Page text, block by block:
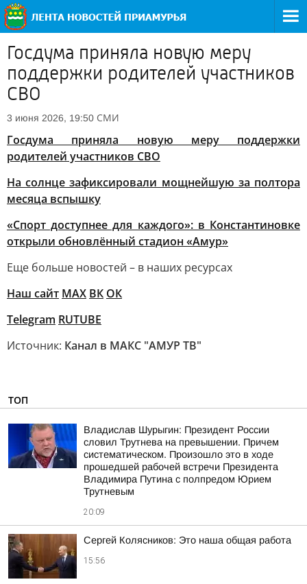
Госдума приняла новую меру
поддержки родителей участников
СВО
3 июня 2026, 19:50 СМИ
Госдума приняла новую меру поддержки
родителей участников СВО
На солнце зафиксировали мощнейшую за полтора
месяца вспышку
«Спорт доступнее для каждого»: в Константиновке
открыли обновлённый стадион «Амур»
Еще больше новостей – в наших ресурсах
Наш сайт МАХ ВК ОК
Telegram RUTUBE
Источник: Канал в МАКС "АМУР ТВ"
ТОП
Владислав Шурыгин: Президент России
словил Трутнева на превышении. Причем
систематическом. Произошло это в ходе
прошедшей рабочей встречи Президента
Владимира Путина с полпредом Юрием
Трутневым
20:09
Сергей Колясников: Это наша общая работа
15:56